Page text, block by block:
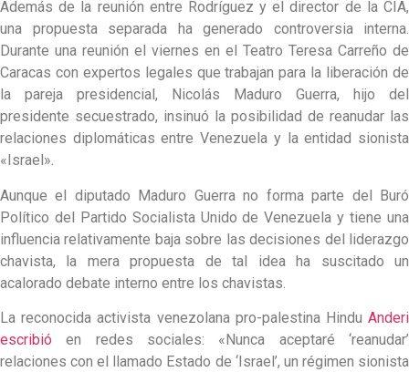
Además de la reunión entre Rodríguez y el director de la CIA,
una propuesta separada ha generado controversia interna.
Durante una reunión el viernes en el Teatro Teresa Carreño de
Caracas con expertos legales que trabajan para la liberación de
la pareja presidencial, Nicolás Maduro Guerra, hijo del
presidente secuestrado, insinuó la posibilidad de reanudar las
relaciones diplomáticas entre Venezuela y la entidad sionista
«Israel».
Aunque el diputado Maduro Guerra no forma parte del Buró
Político del Partido Socialista Unido de Venezuela y tiene una
influencia relativamente baja sobre las decisiones del liderazgo
chavista, la mera propuesta de tal idea ha suscitado un
acalorado debate interno entre los chavistas.
La reconocida activista venezolana pro-palestina Hindu Anderi
escribió en redes sociales: «Nunca aceptaré ‘reanudar’
relaciones con el llamado Estado de ‘Israel’, un régimen sionista